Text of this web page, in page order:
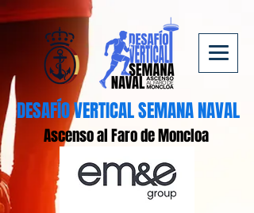
DESAFÍO VERTICAL SEMANA NAVAL
Ascenso al Faro de Moncloa